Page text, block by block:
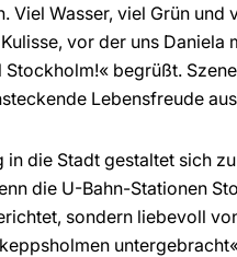
Viel Wasser, viel Grün und
vor der uns Daniela
Stockholm!« begrüßt.
Lebensfreude
in die Stadt gestaltet sich
die U-Bahn-Stationen
sondern liebevoll